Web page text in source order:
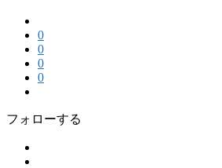
0
0
0
0
フォローする